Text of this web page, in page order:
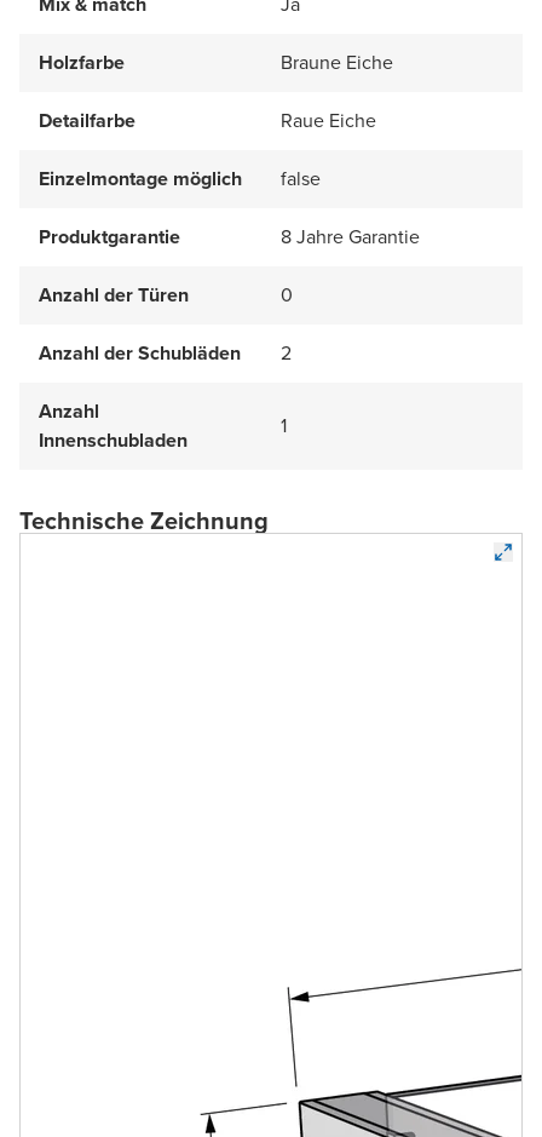
Holzfarbe Braune Eiche
Detailfarbe Raue Eiche
Einzelmontage möglich false
Produktgarantie 8 Jahre Garantie
Anzahl der Türen 0
Anzahl der Schubläden 2
Anzahl
Innenschubladen
1
Technische Zeichnung